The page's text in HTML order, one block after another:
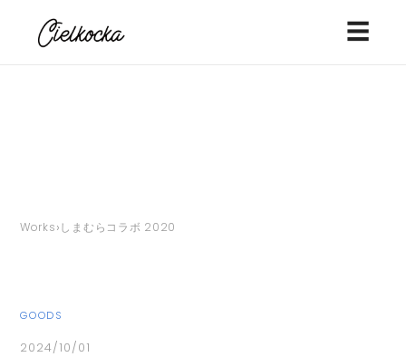
☰
Works›しまむらコラボ 2020
GOODS
2024/10/01